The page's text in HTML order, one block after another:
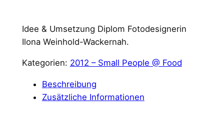
Idee & Umsetzung Diplom Fotodesignerin
Ilona Weinhold-Wackernah.
Kategorien: 2012 – Small People @ Food
Beschreibung
Zusätzliche Informationen